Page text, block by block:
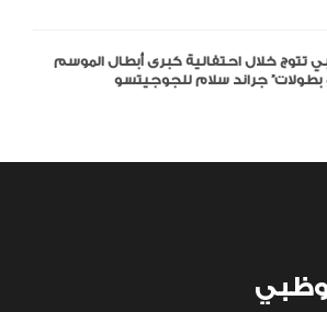
تتوج خلال احتفالية كبرى أبطال الموسم